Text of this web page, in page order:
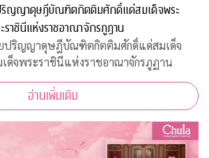
ริญญาดุษฎีบัณฑิตกิตติมศักดิ์แด่สมเด็จพระ
ราชินีแห่งราชอาณาจักรภูฏาน
ยปริญญาดุษฎีบัณฑิตกิตติมศักดิ์แด่สมเด็จ
ด็จพระราชินีแห่งราชอาณาจักรภูฏาน
อ่านเพิ่มเติม